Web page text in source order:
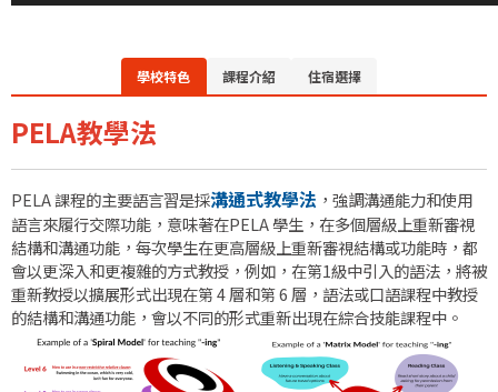
學校特色 課程介紹 住宿選擇
PELA教學法
PELA 課程的主要語言習是採溝通式教學法 ，強調溝通能力和使用
語言來履行交際功能，意味著在PELA 學生，在多個層級上重新審視
結構和溝通功能，每次學生在更高層級上重新審視結構或功能時，都
會以更深入和更複雜的方式教授，例如，在第1級中引入的語法，將被
重新教授以擴展形式出現在第 4 層和第 6 層，語法或口語課程中教授
的結構和溝通功能，會以不同的形式重新出現在綜合技能課程中。